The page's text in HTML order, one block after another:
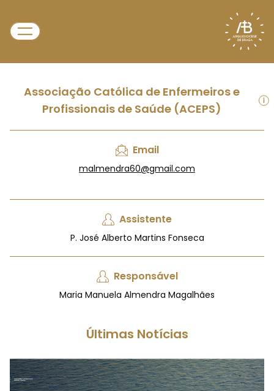
Associação Católica de Enfermeiros e
Profissionais de Saúde (ACEPS)
Email
malmendra60@gmail.com
Assistente
P. José Alberto Martins Fonseca
Responsável
Maria Manuela Almendra Magalhães
Últimas Notícias